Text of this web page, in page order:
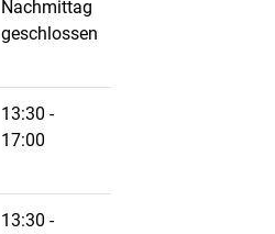
Nachmittag
geschlossen
13:30 -
17:00
13:30 -